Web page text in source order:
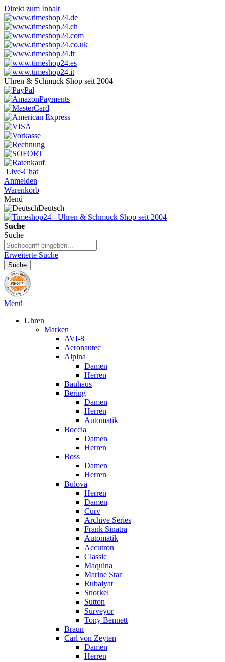
Direkt zum Inhalt
Uhren & Schmuck Shop seit 2004
Live-Chat
Anmelden
Warenkorb
Menü
Deutsch
Suche
Suche
Erweiterte Suche
Suche
Menü
Uhren
Marken
AVI-8
Aeronautec
Alpina
Damen
Herren
Bauhaus
Bering
Damen
Herren
Automatik
Boccia
Damen
Herren
Boss
Damen
Herren
Bulova
Herren
Damen
Curv
Archive Series
Frank Sinatra
Automatik
Accutron
Classic
Maquina
Marine Star
Rubaiyat
Snorkel
Sutton
Surveyor
Tony Bennett
Braun
Carl von Zeyten
Damen
Herren